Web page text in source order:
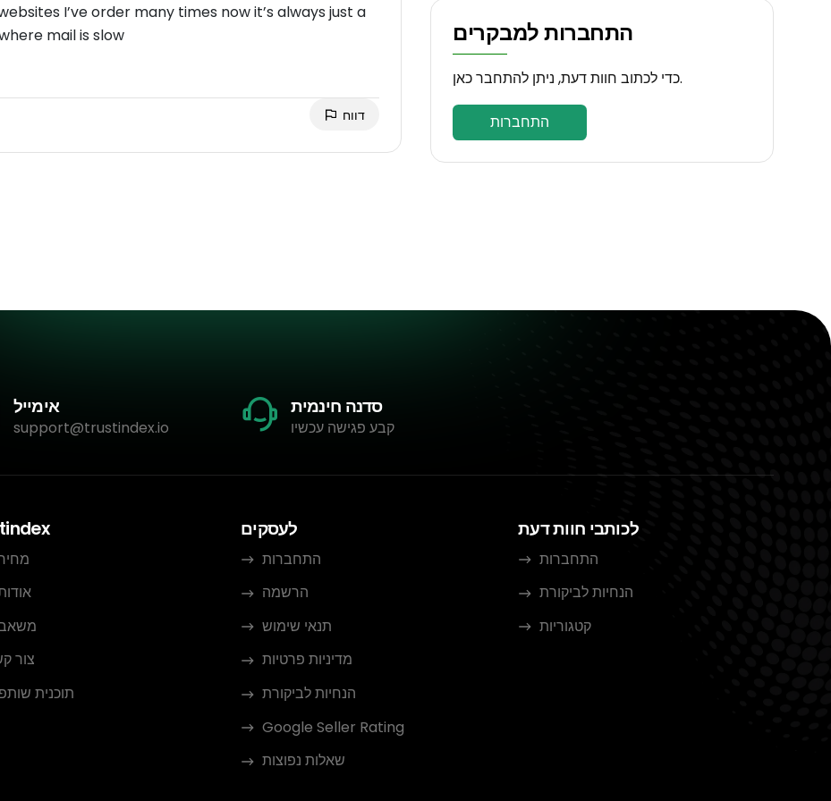
I’ve order many times now it’s always just a
mail is slow
דווח
התחברות למבקרים
כדי לכתוב חוות דעת, ניתן להתחבר כאן.
התחברות
אימייל
support@trustindex.io
סדנה חינמית
קבע פגישה עכשיו
צור
תוכנית
לעסקים
התחברות
הרשמה
תנאי שימוש
מדיניות פרטיות
הנחיות לביקורת
Google Seller Rating
שאלות נפוצות
לכותבי חוות דעת
התחברות
הנחיות לביקורת
קטגוריות